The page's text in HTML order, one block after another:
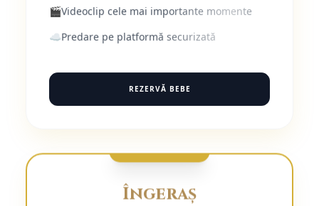
🎬Videoclip cele mai importante momente
☁️Predare pe platformă securizată
REZERVĂ BEBE
Îngeraș